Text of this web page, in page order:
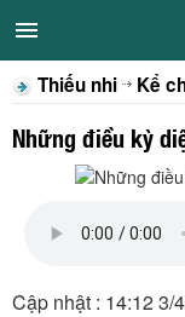
CHUYÊN MỤC
Khách VOV6
Thiếu nhi Kể
Những điều kỳ
Cập nhật : 14:12 3/